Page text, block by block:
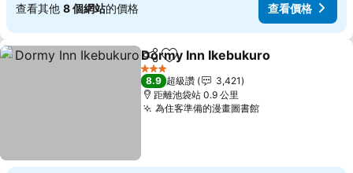
查看其他 8 個網站的價格 查看價格
分享 加入我的最愛
Dormy Inn Ikebukuro
3 星級
8.9 超級讚
3,421
距離池袋站 0.9 公里
為住客準備的漫畫圖書館查看價格